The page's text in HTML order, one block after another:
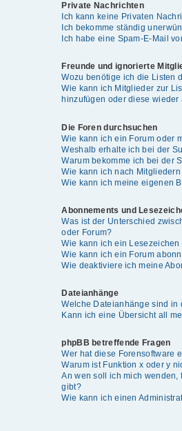
Private Nachrichten
Ich kann keine Privaten
Ich bekomme ständig
Ich habe eine Spam-E-Mail
Freunde und ignorierte
Wozu benötige ich die Listen
Wie kann ich Mitglieder zur
hinzufügen oder diese
Die Foren durchsuchen
Wie kann ich ein Forum oder
Weshalb erhalte ich bei der
Warum bekomme ich bei der
Wie kann ich nach
Wie kann ich meine eigenen
Abonnements und
Was ist der Unterschied
oder Forum?
Wie kann ich ein
Wie kann ich ein Forum
Wie deaktiviere ich meine
Dateianhänge
Welche Dateianhänge sind in
Kann ich eine Übersicht all
phpBB betreffende Fragen
Wer hat diese Forensoftware
Warum ist Funktion x oder y
An wen soll ich mich wenden,
gibt?
Wie kann ich einen